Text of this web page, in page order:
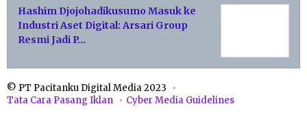
Hashim Djojohadikusumo Masuk ke
Industri Aset Digital: Arsari Group
Resmi Jadi P…
© PT Pacitanku Digital Media 2023
Tata Cara Pasang Iklan
Cyber Media Guidelines